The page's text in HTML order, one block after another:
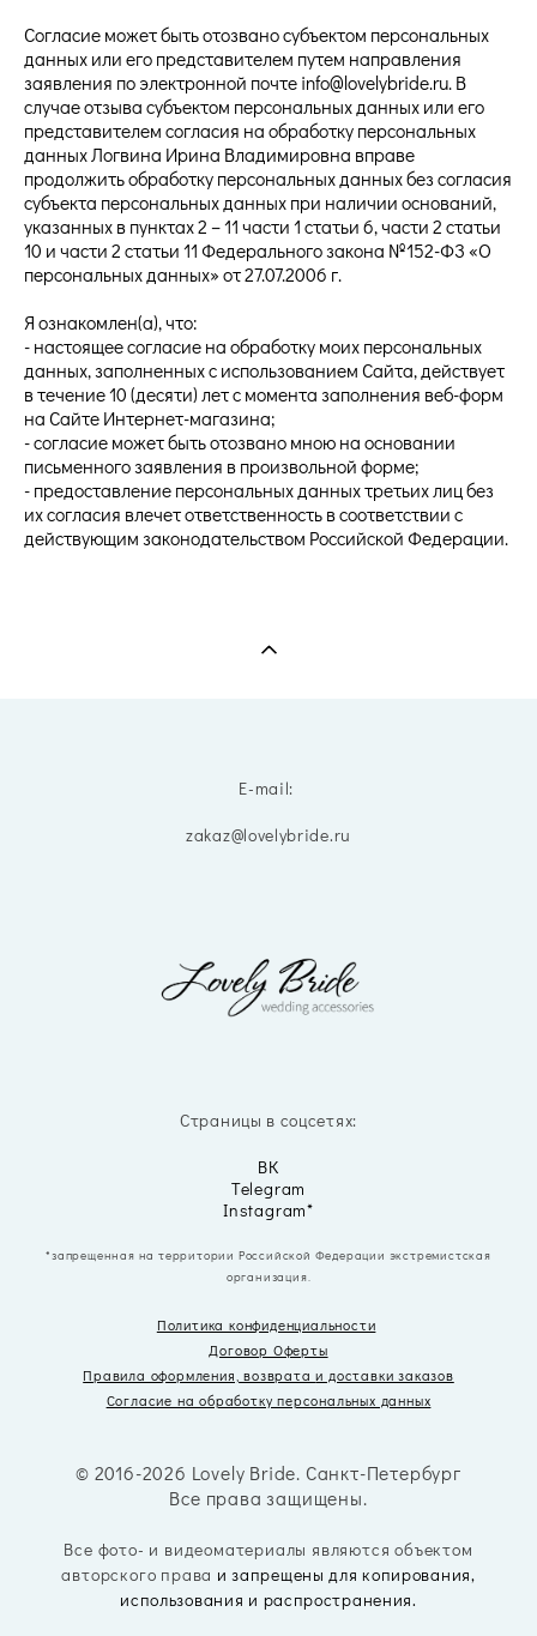
Согласие может быть отозвано субъектом персональных
данных или его представителем путем направления
заявления по электронной почте info@lovelybride.ru. В
случае отзыва субъектом персональных данных или его
представителем согласия на обработку персональных
данных Логвина Ирина Владимировна вправе
продолжить обработку персональных данных без согласия
субъекта персональных данных при наличии оснований,
указанных в пунктах 2 – 11 части 1 статьи 6, части 2 статьи
10 и части 2 статьи 11 Федерального закона №152-ФЗ «О
персональных данных» от 27.07.2006 г.
Я ознакомлен(а), что:
- настоящее согласие на обработку моих персональных
данных, заполненных с использованием Cайта, действует
в течение 10 (десяти) лет с момента заполнения веб-форм
на Cайте Интернет-магазина;
- согласие может быть отозвано мною на основании
письменного заявления в произвольной форме;
- предоставление персональных данных третьих лиц без
их согласия влечет ответственность в соответствии с
действующим законодательством Российской Федерации.
E-mail:
zakaz@lovelybride.ru
Страницы в соцсетях:
ВК
Telegram
Instagram*
*запрещенная на территории Российской Федерации экстремистская
организация.
Политика конфиденциальности
Договор Оферты
Правила оформления, возвратаи доставки заказов
Согласие на обработку персональных данных
© 2016-2026 Lovely Bride. Санкт-Петербург
Все права защищены.
Все фото- и видеоматериалы являются объектом
авторского права и запрещены для копирования,
использования и распространения.